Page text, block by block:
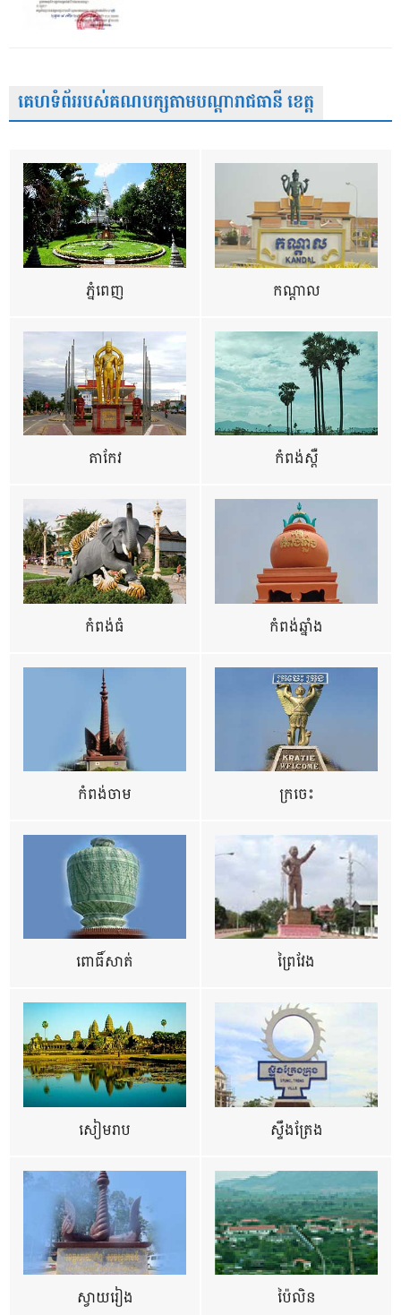
គេហទំព័ររបស់គណបក្សតាមបណ្តារាជធានី ខេត្ត
ភ្នំពេញ កណ្តាល
តាកែវ កំពង់ស្ពឺ
កំពង់ធំ កំពង់ឆ្នាំង
កំពង់ចាម ក្រចេះ
ពោធិ៍សាត់ ព្រៃវែង
សៀមរាប ស្ទឹងត្រែង
ស្វាយរៀង ប៉ៃលិន